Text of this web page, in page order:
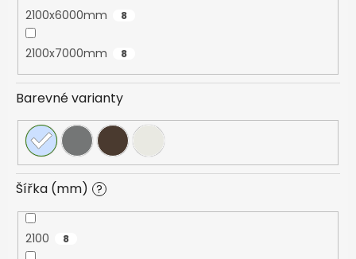
2100x6000mm 8
2100x7000mm 8
Barevné varianty
Šířka (mm) ?
2100 8